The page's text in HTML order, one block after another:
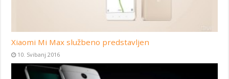
Xiaomi Mi Max službeno predstavljen
10. Svibanj 2016